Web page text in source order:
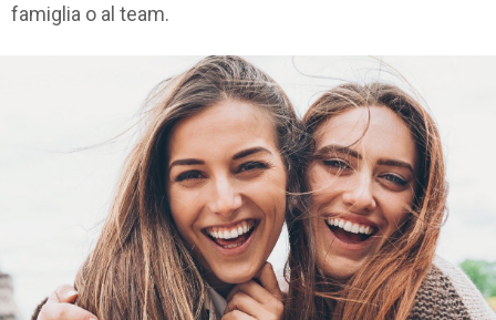
famiglia o al team.